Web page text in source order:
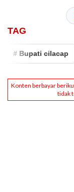
TAG
Bupati cilacap